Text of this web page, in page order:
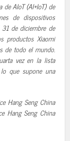
AIoT (AI+IoT) de
de dispositivos
de diciembre de
productos Xiaomi
de todo el mundo.
vez en la lista
que supone una
Hang Seng China
Hang Seng China